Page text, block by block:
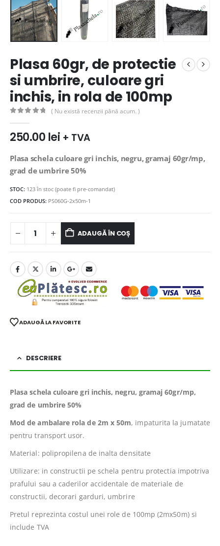
Plasa 60gr, de protectie
si umbrire, culoare gri
inchis, in rola de 100mp
( Nu există recenzii până acum. )
250.00 lei + TVA
Plasa schela culoare gri inchis, negru, gramaj 60gr/mp,
grad de umbrire 50%
STOC: 123 în stoc (poate fi pre-comandat)
COD PRODUS: PS060G-2x50m-1
ADAUGĂ ÎN COȘ
ADAUGĂ LA FAVORITE
DESCRIERE
Plasa schela culoare gri inchis, negru, gramaj 60gr/mp,
grad de umbrire 50%
Mod de ambalare rola de 2m x 50m, impaturita la jumatate
pentru transport usor.
Material: polipropilena de inalta densitate
Utilizare: in constructii pe schela pentru protectia impotriva
prafului sau a caderilor accidentale de materiale de
constructii, decorari garduri, umbrire
Pretul reprezinta costul unei role de 100mp (2mx50m) si
include TVA